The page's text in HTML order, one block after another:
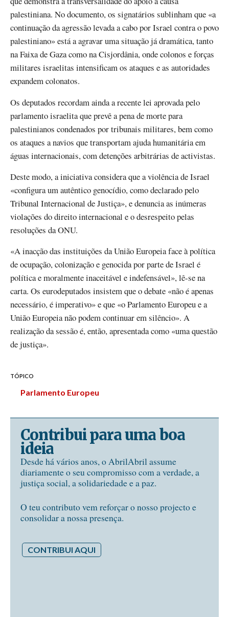
palestiniana. No documento, os signatários sublinham que «a
continuação da agressão levada a cabo por Israel contra o povo
palestiniano» está a agravar uma situação já dramática, tanto
na Faixa de Gaza como na Cisjordânia, onde colonos e forças
militares israelitas intensificam os ataques e as autoridades
expandem colonatos.
Os deputados recordam ainda a recente lei aprovada pelo
parlamento israelita que prevê a pena de morte para
palestinianos condenados por tribunais militares, bem como
os ataques a navios que transportam ajuda humanitária em
águas internacionais, com detenções arbitrárias de activistas.
Deste modo, a iniciativa considera que a violência de Israel
«configura um autêntico genocídio, como declarado pelo
Tribunal Internacional de Justiça», e denuncia as inúmeras
violações do direito internacional e o desrespeito pelas
resoluções da ONU.
«A inacção das instituições da União Europeia face à política
de ocupação, colonização e genocida por parte de Israel é
política e moralmente inaceitável e indefensável», lê-se na
carta. Os eurodeputados insistem que o debate «não é apenas
necessário, é imperativo» e que «o Parlamento Europeu e a
União Europeia não podem continuar em silêncio». A
realização da sessão é, então, apresentada como «uma questão
de justiça».
TÓPICO
Parlamento Europeu
Contribui para uma boa
ideia
Desde há vários anos, o AbrilAbril assume
diariamente o seu compromisso com a verdade, a
justiça social, a solidariedade e a paz.
O teu contributo vem reforçar o nosso projecto e
consolidar a nossa presença.
CONTRIBUI AQUI